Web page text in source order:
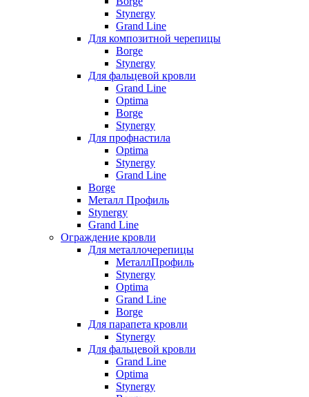
Stynergy
Grand Line
Для композитной черепицы
Borge
Stynergy
Для фальцевой кровли
Grand Line
Optima
Borge
Stynergy
Для профнастила
Optima
Stynergy
Grand Line
Borge
Металл Профиль
Stynergy
Grand Line
Ограждение кровли
Для металлочерепицы
МеталлПрофиль
Stynergy
Optima
Grand Line
Borge
Для парапета кровли
Stynergy
Для фальцевой кровли
Grand Line
Optima
Stynergy